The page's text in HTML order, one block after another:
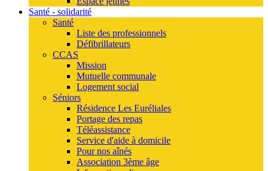
Santé - solidarité
Santé
Liste des professionnels
Défibrillateurs
CCAS
Mission
Mutuelle communale
Logement social
Séniors
Résidence Les Euréliales
Portage des repas
Téléassistance
Service d'aide à domicile
Pour nos aînés
Association 3ème âge